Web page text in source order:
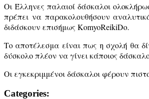
Οι Έλληνες παλαιοί δάσκαλοι
πρέπει να παρακολουθήσουν
διδάσκουν επισήμως KomyoReikiDo.
Το αποτέλεσμα είναι πως η σχολή θα
δύσκολο πλέον να γίνει κάποιος
Οι εγκεκριμμένοι δάσκαλοι φέρουν
Categories: